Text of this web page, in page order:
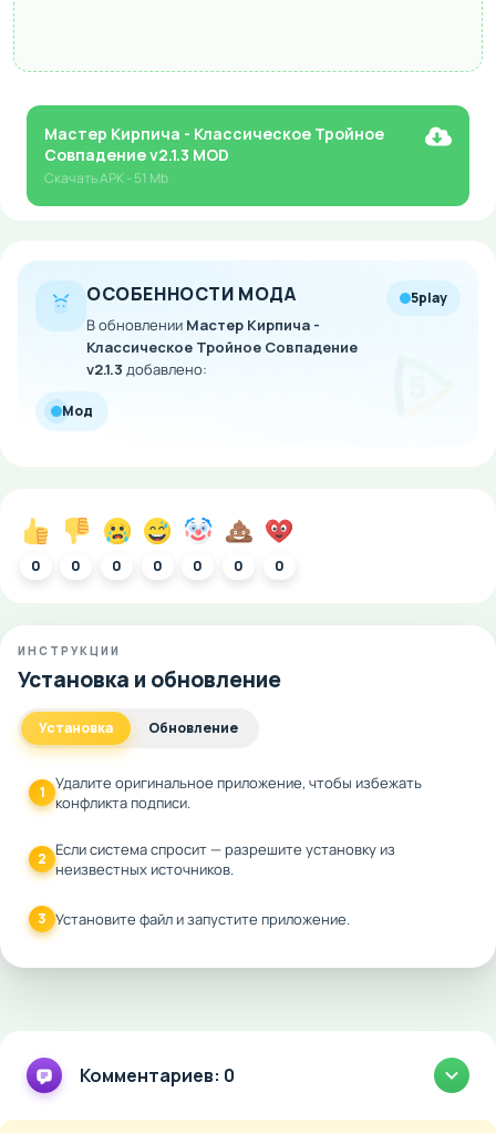
Мастер Кирпича - Классическое Тройное
Совпадение v2.1.3 MOD
СкачатьAPK- 51 Mb
ОСОБЕННОСТИ МОДА
В обновлении Мастер Кирпича -
Классическое Тройное Совпадение
v2.1.3 добавлено:
5play
Мод
0 0 0 0 0 0 0
ИНСТРУКЦИИ
Установка и обновление
Установка Обновление
1 Удалите оригинальное приложение, чтобы избежать
конфликта подписи.
2 Если система спросит — разрешите установку из
неизвестных источников.
3 Установите файл и запустите приложение.
Комментариев: 0